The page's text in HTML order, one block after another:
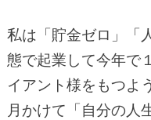
私は「貯金ゼロ」「
態で起業して今年で
イアント様をもつよ
月かけて「自分の人